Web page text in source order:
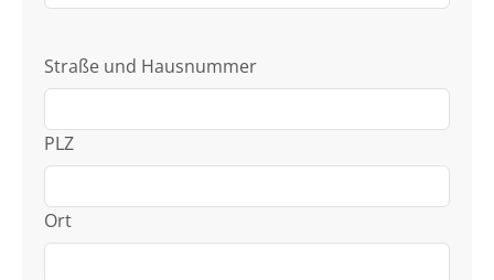
Straße und Hausnummer
PLZ
Ort